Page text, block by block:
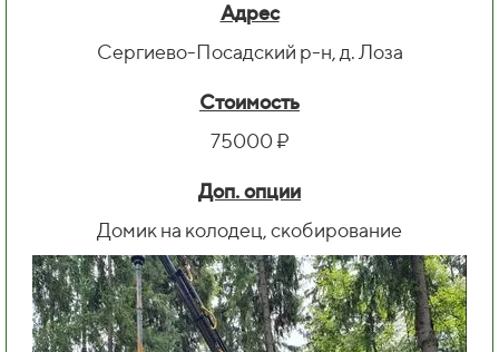
Адрес
Сергиево-Посадский р-н, д. Лоза
Стоимость
75000 ₽
Доп. опции
Домик на колодец, скобирование